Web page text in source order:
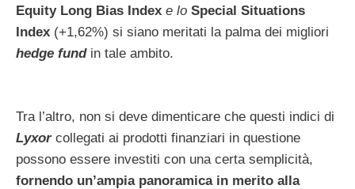
Equity Long Bias Index e lo Special Situations
Index (+1,62%) si siano meritati la palma dei migliori
hedge fundin tale ambito.
Tra l’altro, non si deve dimenticare che questi indici di
Lyxorcollegati ai prodotti finanziari in questione
possono essere investiti con una certa semplicità,
fornendo un’ampia panoramica in merito alla